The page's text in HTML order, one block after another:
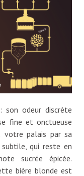
odeur discrète
fine et onctueuse
votre palais par sa
qui reste en
sucrée épicée.
bière blonde est